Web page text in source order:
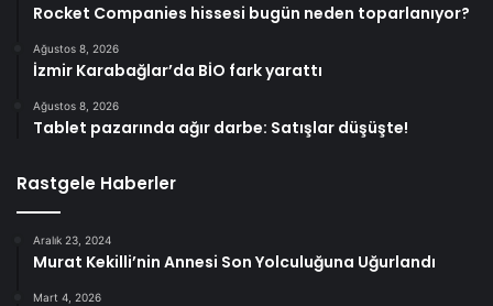
Rocket Companies hissesi bugün neden toparlanıyor?
Ağustos 8, 2026
İzmir Karabağlar’da BİO fark yarattı
Ağustos 8, 2026
Tablet pazarında ağır darbe: Satışlar düşüşte!
Rastgele Haberler
Aralık 23, 2024
Murat Kekilli’nin Annesi Son Yolculuğuna Uğurlandı
Mart 4, 2026